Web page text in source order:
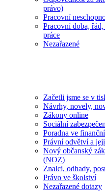
právo)
Pracovní
Pracovní doba,
práce
Nezařazené
Začetli jsme se v
Návrhy, novely,
Zákony online
Sociální
Poradna ve
Právní odvětví a
Nový občanský
(NOZ)
Znalci, odhady,
Právo ve školství
Nezařazené dotazy